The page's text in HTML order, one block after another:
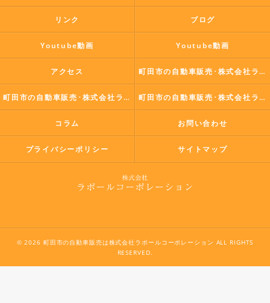
リンク ブログ
Youtube動画 Youtube動画
アクセス 町田市の自動車販売･株式会社ラポールコーポレーションの口コミ情報
町田市の自動車販売･株式会社ラポールコーポレーションの評判 町田市の自動車販売･株式会社ラポールコーポレーションのお客様の声
コラム お問い合わせ
プライバシーポリシー サイトマップ
© 2026 町田市の自動車販売は株式会社ラポールコーポレーション ALL RIGHTS
RESERVED.